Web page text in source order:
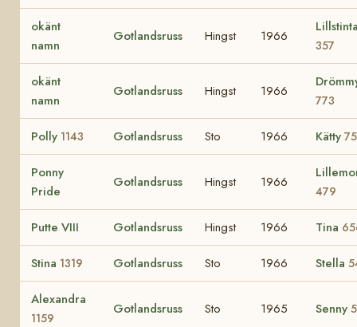
okänt
namn
Gotlandsruss Hingst 1966
357
okänt
namn
Gotlandsruss Hingst 1966
773
Polly 1143 Gotlandsruss Sto 1966 Kätty
Ponny
Pride
Gotlandsruss Hingst 1966
479
Putte VIII Gotlandsruss Hingst 1966 Tina
Stina 1319 Gotlandsruss Sto 1966 Stella
Alexandra
1159
Gotlandsruss Sto 1965 Senny